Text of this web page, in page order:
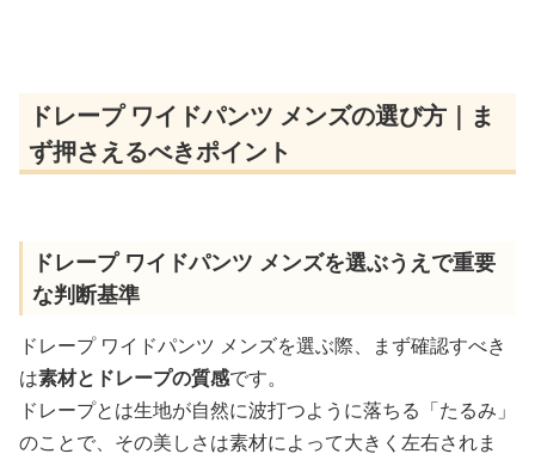
ドレープ ワイドパンツ メンズの選び方｜ま
ず押さえるべきポイント
ドレープ ワイドパンツ メンズを選ぶうえで重要
な判断基準
ドレープ ワイドパンツ メンズを選ぶ際、まず確認すべき
は素材とドレープの質感です。
ドレープとは生地が自然に波打つように落ちる「たるみ」
のことで、その美しさは素材によって大きく左右されま